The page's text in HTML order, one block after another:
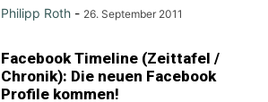
Philipp Roth - 26. September 2011
Facebook Timeline (Zeittafel /
Chronik): Die neuen Facebook
Profile kommen!